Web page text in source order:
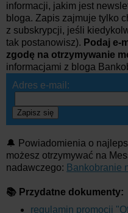
informacji, jakim jest
bloga. Zapis zajmuje tylko
z subskrypcji, jeśli
tak postanowisz). Podaj e-
zgodę na otrzymywanie
informacjami z bloga
Adres e-mail:
Zapisz się
🔔 Powiadomienia o
możesz otrzymywać na
nadawczego: Bankobranie
📚 Przydatne dokumenty:
regulamin promocji